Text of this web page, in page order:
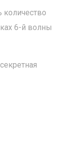
количество
6-й волны